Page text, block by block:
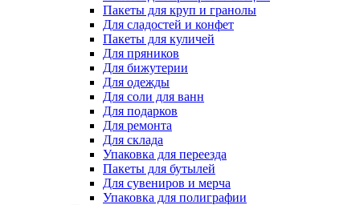
Пакеты для круп и гранолы
Для сладостей и конфет
Пакеты для куличей
Для пряников
Для бижутерии
Для одежды
Для соли для ванн
Для подарков
Для ремонта
Для склада
Упаковка для переезда
Пакеты для бутылей
Для сувениров и мерча
Упаковка для полиграфии